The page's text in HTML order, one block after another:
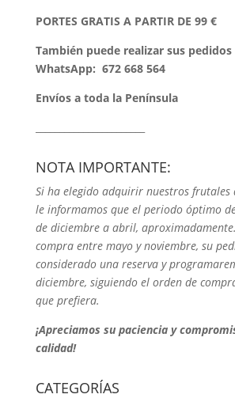
PORTES GRATIS A PARTIR DE 99 €
También puede realizar sus
WhatsApp: 672 668 564
Envíos a toda la Península
NOTA IMPORTANTE:
Si ha elegido adquirir nuestros frutales
le informamos que el periodo óptimo
de diciembre a abril,
compra entre mayo y noviembre, su
considerado una reserva y
diciembre, siguiendo el orden de
que prefiera.
¡Apreciamos su paciencia y
calidad!
CATEGORÍAS